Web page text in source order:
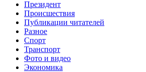
Президент
Происшествия
Публикации читателей
Разное
Спорт
Транспорт
Фото и видео
Экономика